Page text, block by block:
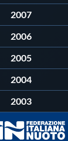
2007
2006
2005
2004
2003